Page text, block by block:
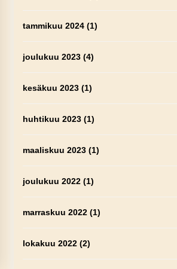
tammikuu 2024(1)
joulukuu 2023(4)
kesäkuu 2023(1)
huhtikuu 2023(1)
maaliskuu 2023(1)
joulukuu 2022(1)
marraskuu 2022(1)
lokakuu 2022(2)